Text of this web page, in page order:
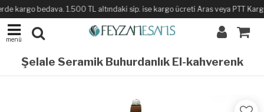
kargo bedava. 1.500 TL altındaki sip. ise kargo ücreti Aras veya PTT
menü
Şelale Seramik Buhurdanlık El-kahverenk